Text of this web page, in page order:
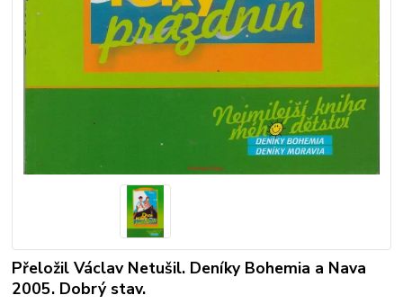
Přeložil Václav Netušil. Deníky Bohemia a Nava
2005. Dobrý stav.